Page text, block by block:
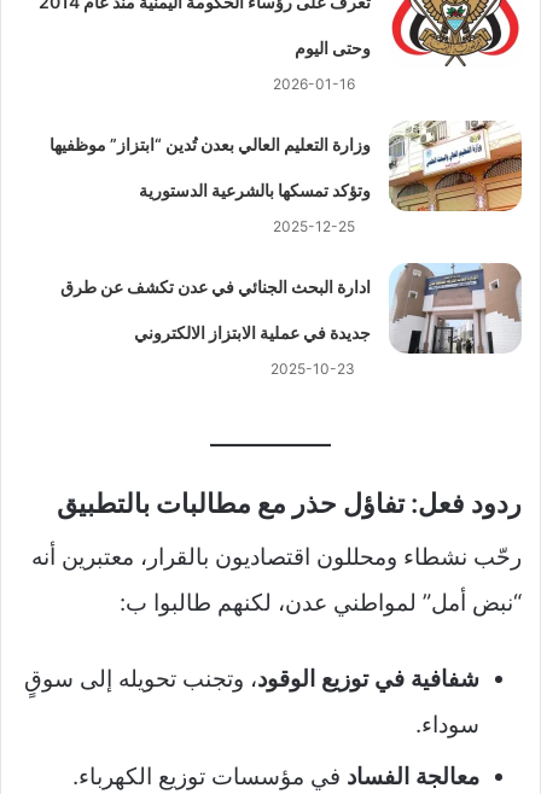
وحتى اليوم
2026-01-16
وزارة التعليم العالي بعدن تُدين “ابتزاز” موظفيها
وتؤكد تمسكها بالشرعية الدستورية
2025-12-25
ادارة البحث الجنائي في عدن تكشف عن طرق
جديدة في عملية الابتزاز الالكتروني
2025-10-23
ردود فعل: تفاؤل حذر مع مطالبات بالتطبيق
رحّب نشطاء ومحللون اقتصاديون بالقرار، معتبرين أنه
“نبض أمل” لمواطني عدن، لكنهم طالبوا ب:
شفافية في توزيع الوقود، وتجنب تحويله إلى سوقٍ
سوداء.
معالجة الفساد في مؤسسات توزيع الكهرباء.